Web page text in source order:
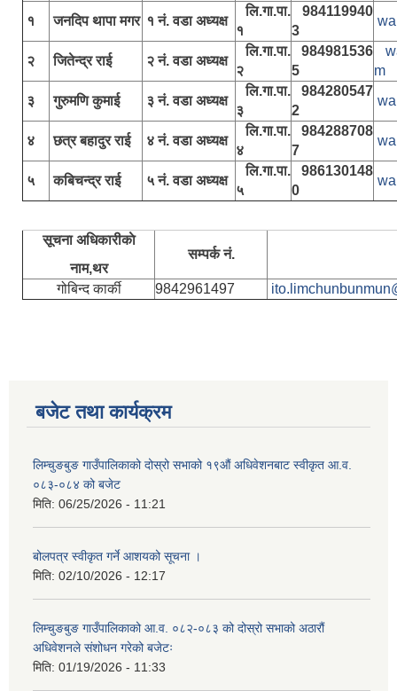
१ जनदिप थापा मगर १ नं. वडा अध्यक्ष
लि.गा.पा.
१
984119940
3
२ जितेन्द्र राई २ नं. वडा अध्यक्ष
लि.गा.पा.
२
984981536
5
m
३
गुरुमणि कुमाई ३ नं. वडा अध्यक्ष
लि.गा.पा.
३
984280547
2
४ छत्र बहादुर राई ४ नं. वडा अध्यक्ष
लि.गा.पा.
४
984288708
7
५ कबिचन्द्र राई ५ नं. वडा अध्यक्ष
लि.गा.पा.
५
986130148
0
सूचना अधिकारीकाे
नाम,थर
सम्पर्क नं.
गोबिन्द कार्की 9842961497
बजेट तथा कार्यक्रम
लिम्चुङबुङ गाउँपालिकाको दोस्रो सभाको १९औं अधिवेशनबाट स्वीकृत आ.व.
०८३-०८४ को बजेट
मिति: 06/25/2026 - 11:21
बोलपत्र स्वीकृत गर्ने आशयको सूचना ।
मिति: 02/10/2026 - 12:17
लिम्चुङबुङ गाउँपालिकाको आ.व. ०८२-०८३ को दोस्रो सभाको अठारौं
अधिवेशनले संशोधन गरेको बजेटः
मिति: 01/19/2026 - 11:33